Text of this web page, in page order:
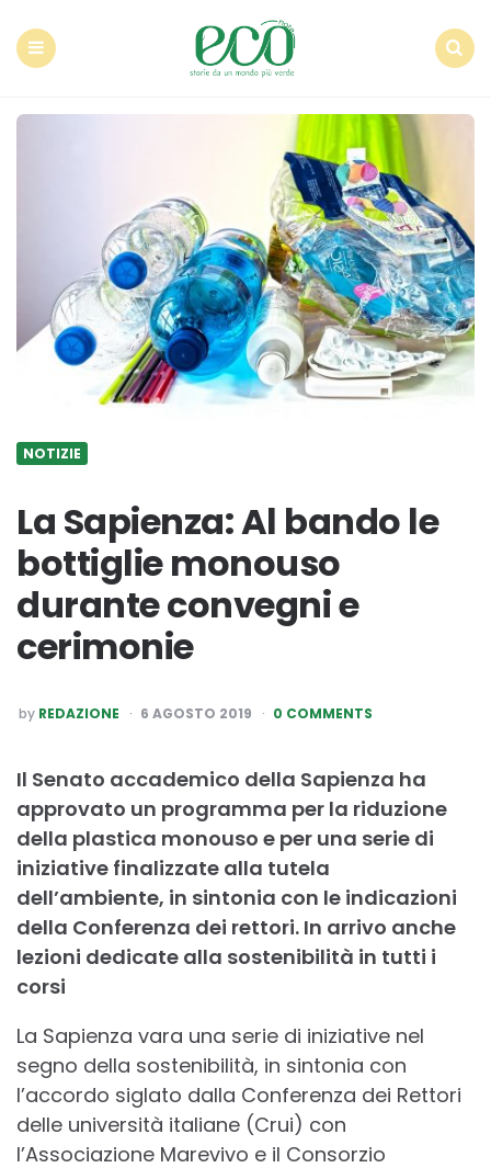
NOTIZIE
La Sapienza: Al bando le
bottiglie monouso
durante convegni e
cerimonie
POSTED
BY
by REDAZIONE 6 AGOSTO 2019 0 COMMENTS
Il Senato accademico della Sapienza ha
approvato un programma per la riduzione
della plastica monouso e per una serie di
iniziative finalizzate alla tutela
dell’ambiente, in sintonia con le indicazioni
della Conferenza dei rettori. In arrivo anche
lezioni dedicate alla sostenibilità in tutti i
corsi
La Sapienza vara una serie di iniziative nel
segno della sostenibilità, in sintonia con
l’accordo siglato dalla Conferenza dei Rettori
delle università italiane (Crui) con
l’Associazione Marevivo e il Consorzio